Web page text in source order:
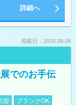
詳細へ
掲載日：2026.08.06
でのお手伝
迎
ブランクOK